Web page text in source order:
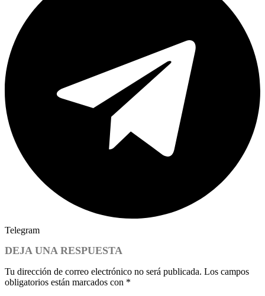
Telegram
DEJA UNA RESPUESTA
Tu dirección de correo electrónico no será publicada. Los campos
obligatorios están marcados con *